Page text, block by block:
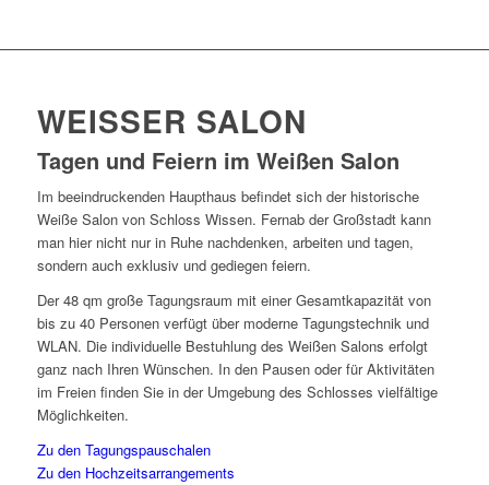
WEISSER SALON
Tagen und Feiern im Weißen Salon
Im beeindruckenden Haupthaus befindet sich der historische
Weiße Salon von Schloss Wissen. Fernab der Großstadt kann
man hier nicht nur in Ruhe nachdenken, arbeiten und tagen,
sondern auch exklusiv und gediegen feiern.
Der 48 qm große Tagungsraum mit einer Gesamtkapazität von
bis zu 40 Personen verfügt über moderne Tagungstechnik und
WLAN. Die individuelle Bestuhlung des Weißen Salons erfolgt
ganz nach Ihren Wünschen. In den Pausen oder für Aktivitäten
im Freien finden Sie in der Umgebung des Schlosses vielfältige
Möglichkeiten.
Zu den Tagungspauschalen
Zu den Hochzeitsarrangements